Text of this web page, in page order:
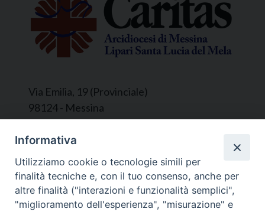
Via Emilia, 19 (Provinciale)
98124 - Messina
Segreteria e Amministrazione:
L’Ufficio è aperto tutti i giorni da lunedì a
venerdì, dalle ore 9.30 alle ore 12.30.
Tel. 090.9146045
mail:ufficiocaritas@diocesimessina.it.
Informativa
Utilizziamo cookie o tecnologie simili per
finalità tecniche e, con il tuo consenso, anche per
altre finalità ("interazioni e funzionalità semplici",
"miglioramento dell'esperienza", "misurazione" e